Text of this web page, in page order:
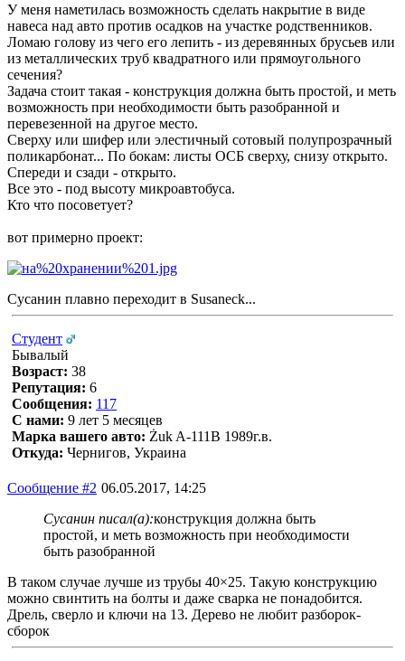
У меня наметилась возможность сделать накрытие в виде
навеса над авто против осадков на участке родственников.
Ломаю голову из чего его лепить - из деревянных брусьев или
из металлических труб квадратного или прямоугольного
сечения?
Задача стоит такая - конструкция должна быть простой, и меть
возможность при необходимости быть разобранной и
перевезенной на другое место.
Сверху или шифер или элестичный сотовый полупрозрачный
поликарбонат... По бокам: листы ОСБ сверху, снизу открыто.
Спереди и сзади - открыто.
Все это - под высоту микроавтобуса.
Кто что посоветует?
вот примерно проект:
Сусанин плавно переходит в Susaneck...
Студент
Бывалый
Возраст: 38
Репутация: 6
Сообщения: 117
С нами: 9 лет 5 месяцев
Марка вашего авто: Żuk A-111В 1989г.в.
Откуда: Чернигов, Украина
Сообщение #2 06.05.2017, 14:25
Сусанин писал(а):конструкция должна быть
простой, и меть возможность при необходимости
быть разобранной
В таком случае лучше из трубы 40×25. Такую конструкцию
можно свинтить на болты и даже сварка не понадобится.
Дрель, сверло и ключи на 13. Дерево не любит разборок-
сборок